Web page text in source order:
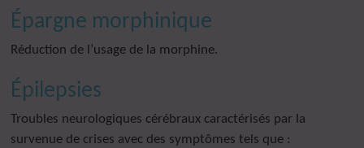
Épargne morphinique
Réduction de l’usage de la morphine.
Épilepsies
Troubles neurologiques cérébraux caractérisés par la
survenue de crises avec des symptômes tels que :